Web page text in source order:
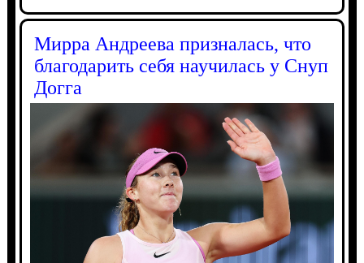
Мирра Андреева призналась, что
благодарить себя научилась у Снуп
Догга